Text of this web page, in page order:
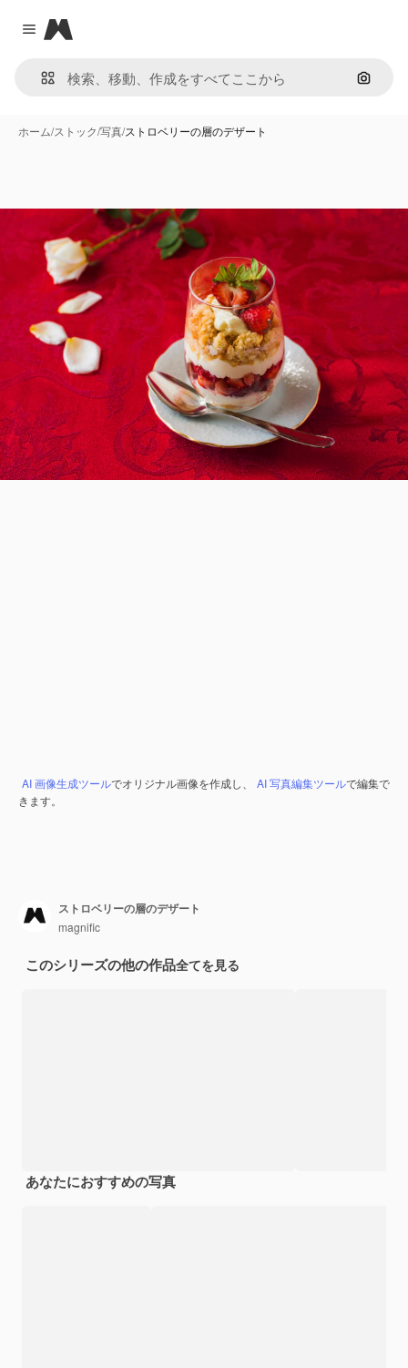
Close menu
Magnific
画像で
ホーム/ストック/写真/ストロベリーの層のデザート
AI 画像生成ツールでオリジナル画像を作成し、 AI 写真編集ツールで編集で
きます。
ストロベリーの層のデザート
magnific
このシリーズの他の作品全てを見る
あなたにおすすめの写真